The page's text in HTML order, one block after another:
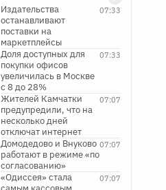
07:33
Издательства
останавливают
поставки на
маркетплейсы
07:33
Доля доступных для
покупки офисов
увеличилась в Москве
с 8 до 28%
07:07
Жителей Камчатки
предупредили, что на
несколько дней
отключат интернет
07:07
Домодедово и Внуково
работают в режиме «по
согласованию»
07:07
«Одиссея» стала